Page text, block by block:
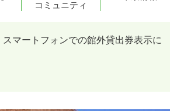
コミュニティ
スマートフォンでの館外貸出券表示に